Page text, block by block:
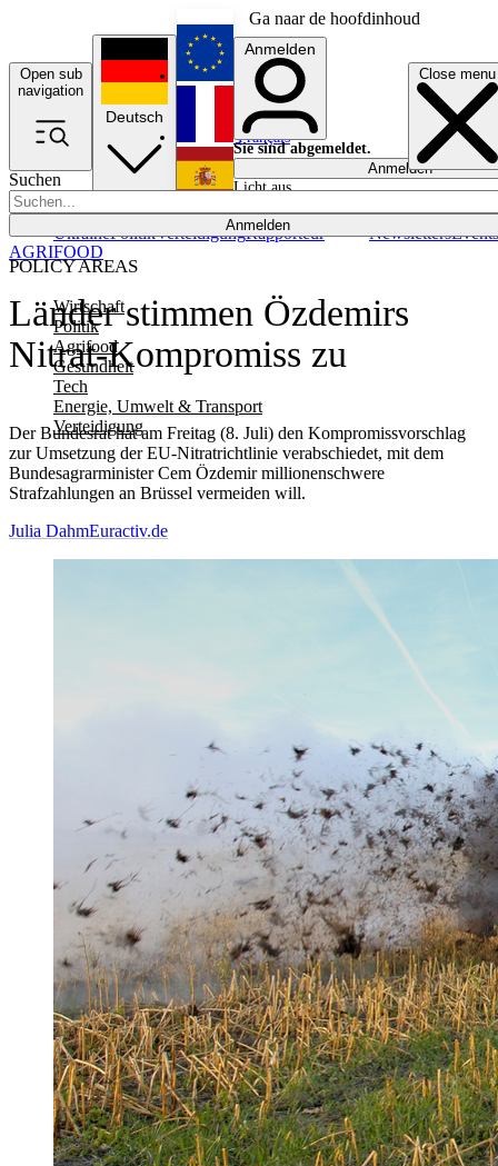
Ga naar de hoofdinhoud
Open sub
navigation
Close menu
Suchen
Anmelden
POLICY AREAS
Wirtschaft
Politik
Agrifood
Gesundheit
Tech
Energie, Umwelt & Transport
Verteidigung
UkrainePolitikVerteidigungRapporteur NewslettersEvents
Deutsch
English
Français
Anmelden
Sie sind abgemeldet.
Anmelden
Licht aus
Länder stimmen Özdemirs
Nitrat-Kompromiss zu
Der Bundesrat hat am Freitag (8. Juli) den Kompromissvorschlag
zur Umsetzung der EU-Nitratrichtlinie verabschiedet, mit dem
Bundesagrarminister Cem Özdemir millionenschwere
Strafzahlungen an Brüssel vermeiden will.
AGRIFOOD
Julia DahmEuractiv.de